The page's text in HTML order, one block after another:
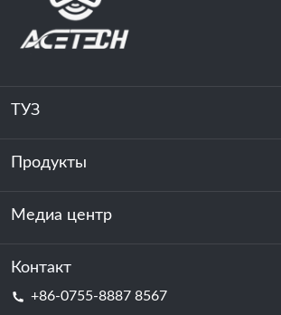
ТУЗ
О нас
устойчивость
Продукты
Хранение энергии
Центр обработки данных и серверная
Медиа центр
Новости
Контакт
+86-0755-8887 8567